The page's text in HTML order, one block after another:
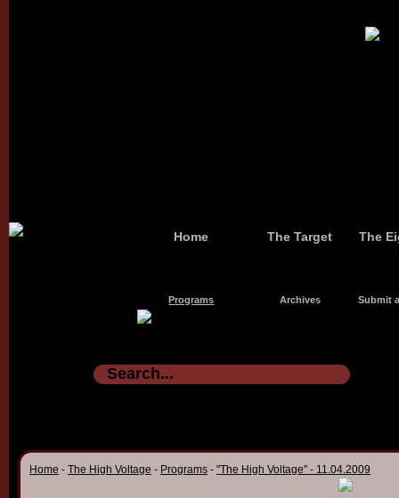
Home The Target The
Programs Archives Submit
Home - The High Voltage - Programs - "The High Voltage" - 11.04.2009